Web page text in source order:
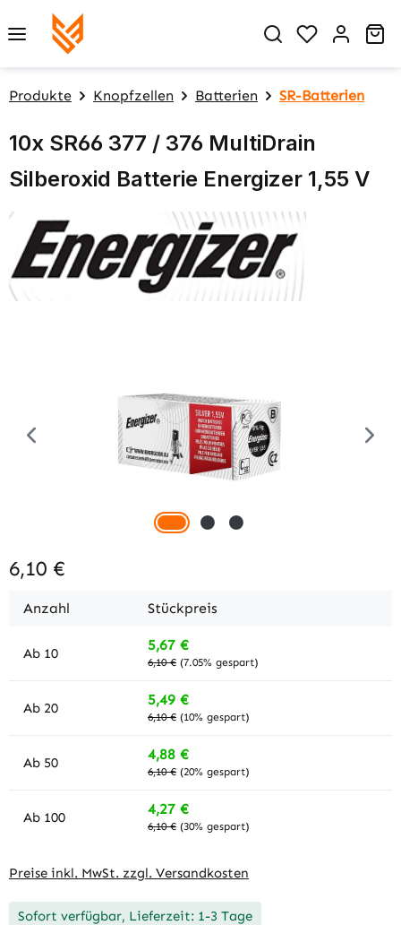
Zum Hauptinhalt springen
Du hast 0
Produkte Knopfzellen Batterien SR-Batterien
10x SR66 377 / 376 MultiDrain
Silberoxid Batterie Energizer 1,55 V
6,10 €
Anzahl Stückpreis
Ab 10 5,67 €
6,10 € (7.05% gespart)
Ab 20 5,49 €
6,10 € (10% gespart)
Ab 50 4,88 €
6,10 € (20% gespart)
Ab 100 4,27 €
6,10 € (30% gespart)
Preise inkl. MwSt. zzgl. Versandkosten
Sofort verfügbar, Lieferzeit: 1-3 Tage